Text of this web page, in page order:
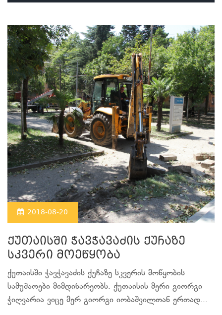
2018-08-20
ქუთაისში ჭავჭავაძის ქუჩაზე
სკვერი მოეწყობა
ქუთაისში ჭავჭავაძის ქუჩაზე სკვერის მოწყობის
სამუშაოები მიმდინარეობს. ქუთაისის მერი გიორგი
ჭიღვარია ვიცე მერ გიორგი იობაშვილთან ერთად...